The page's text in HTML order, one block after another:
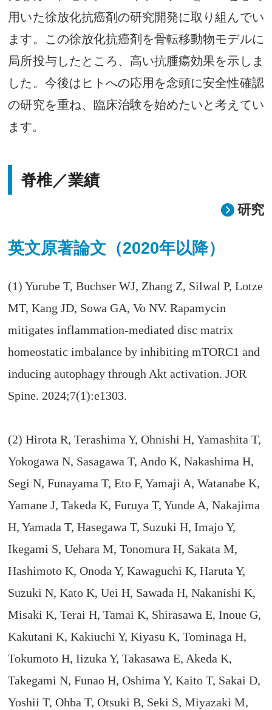
用いた徐放化抗癌剤の研究開発に取り組んでい
ます。この徐放化抗癌剤を骨転移動物モデルに
局所投与したところ、高い抗腫瘍効果を示しま
した。今後はヒトへの応用を念頭に安全性確認
の研究を重ね、臨床治験を始めたいと考えてい
ます。
脊椎／業績
研究
英文原著論文（2020年以降）
(1) Yurube T, Buchser WJ, Zhang Z, Silwal P, Lotze
MT, Kang JD, Sowa GA, Vo NV. Rapamycin
mitigates inflammation-mediated disc matrix
homeostatic imbalance by inhibiting mTORC1 and
inducing autophagy through Akt activation. JOR
Spine. 2024;7(1):e1303.
(2) Hirota R, Terashima Y, Ohnishi H, Yamashita T,
Yokogawa N, Sasagawa T, Ando K, Nakashima H,
Segi N, Funayama T, Eto F, Yamaji A, Watanabe K,
Yamane J, Takeda K, Furuya T, Yunde A, Nakajima
H, Yamada T, Hasegawa T, Suzuki H, Imajo Y,
Ikegami S, Uehara M, Tonomura H, Sakata M,
Hashimoto K, Onoda Y, Kawaguchi K, Haruta Y,
Suzuki N, Kato K, Uei H, Sawada H, Nakanishi K,
Misaki K, Terai H, Tamai K, Shirasawa E, Inoue G,
Kakutani K, Kakiuchi Y, Kiyasu K, Tominaga H,
Tokumoto H, Iizuka Y, Takasawa E, Akeda K,
Takegami N, Funao H, Oshima Y, Kaito T, Sakai D,
Yoshii T, Ohba T, Otsuki B, Seki S, Miyazaki M,